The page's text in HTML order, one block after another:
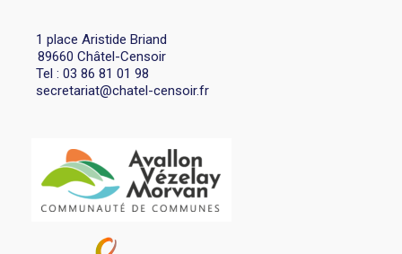
1 place Aristide Briand
89660 Châtel-Censoir
Tel : 03 86 81 01 98
secretariat@chatel-censoir.fr